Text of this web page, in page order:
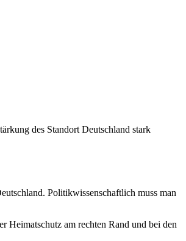
des Standort Deutschland stark
Politikwissenschaftlich muss man
Heimatschutz am rechten Rand und bei den